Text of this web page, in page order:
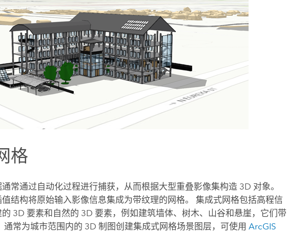
格
常通过自动化过程进行捕获，从而根据大型重叠影像集构造 3D 对象。
结构将原始输入影像信息集成为带纹理的网格。 集成式网格包括高程信
3D 要素和自然的 3D 要素，例如建筑墙体、树木、山谷和悬崖，它们带
通常为城市范围内的 3D 制图创建集成式网格场景图层，可使用ArcGIS